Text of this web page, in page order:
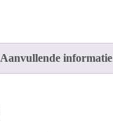
Aanvullende informatie